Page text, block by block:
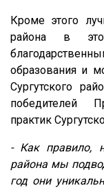
Кроме этого
района в
образования и
Сургутского
победителей
практик
- Как правило,
района мы
год они